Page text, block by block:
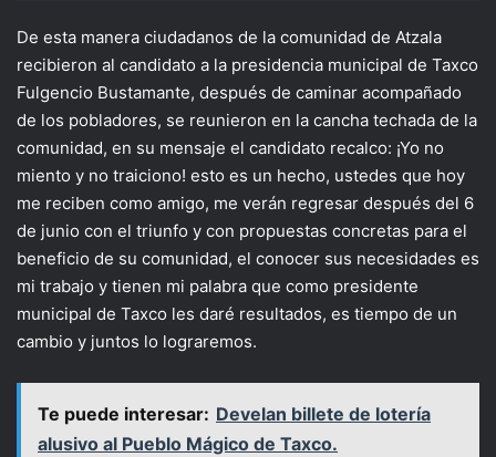
De esta manera ciudadanos de la comunidad de Atzala
recibieron al candidato a la presidencia municipal de Taxco
Fulgencio Bustamante, después de caminar acompañado
de los pobladores, se reunieron en la cancha techada de la
comunidad, en su mensaje el candidato recalco: ¡Yo no
miento y no traiciono! esto es un hecho, ustedes que hoy
me reciben como amigo, me verán regresar después del 6
de junio con el triunfo y con propuestas concretas para el
beneficio de su comunidad, el conocer sus necesidades es
mi trabajo y tienen mi palabra que como presidente
municipal de Taxco les daré resultados, es tiempo de un
cambio y juntos lo lograremos.
Te puede interesar: Develan billete de lotería
alusivo al Pueblo Mágico de Taxco.